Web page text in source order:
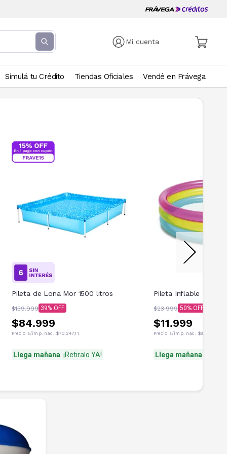
Mi cuenta
Simulá tu Crédito Tiendas Oficiales Vendé en Frávega
Pileta de Lona Mor 1500 litros
$139.999 39
$84.999
Precio s/imp. nac. $70.247,11
Llega mañana ¡Retiralo YA!
Pileta Inflable Intex
$23.999 50
$11.999
Precio s/imp. nac. $9.916,53
Llega mañana